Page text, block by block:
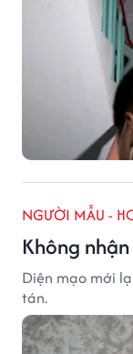
NGƯỜI MẪU -
Không
Diện mạo mới
tán.